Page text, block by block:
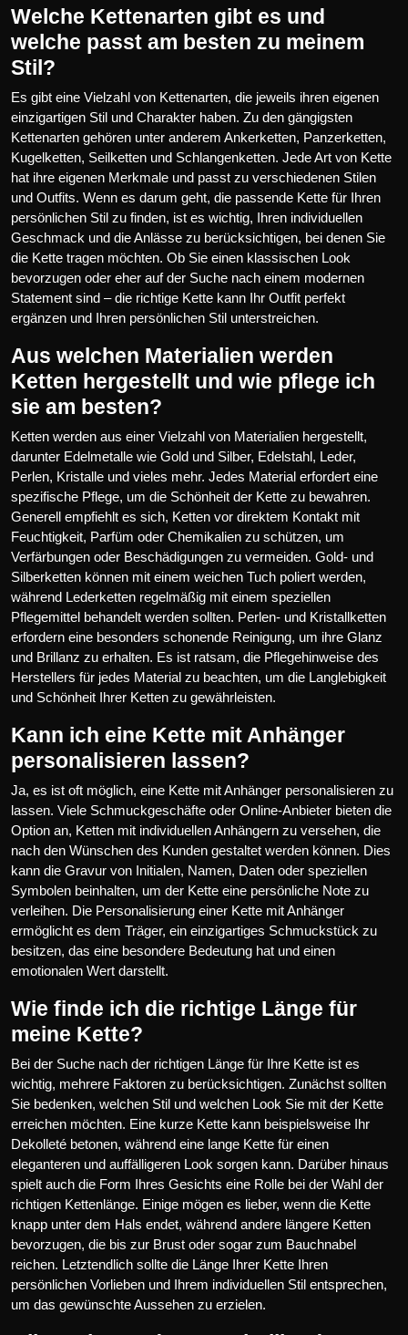
Welche Kettenarten gibt es und
welche passt am besten zu meinem
Stil?
Es gibt eine Vielzahl von Kettenarten, die jeweils ihren eigenen
einzigartigen Stil und Charakter haben. Zu den gängigsten
Kettenarten gehören unter anderem Ankerketten, Panzerketten,
Kugelketten, Seilketten und Schlangenketten. Jede Art von Kette
hat ihre eigenen Merkmale und passt zu verschiedenen Stilen
und Outfits. Wenn es darum geht, die passende Kette für Ihren
persönlichen Stil zu finden, ist es wichtig, Ihren individuellen
Geschmack und die Anlässe zu berücksichtigen, bei denen Sie
die Kette tragen möchten. Ob Sie einen klassischen Look
bevorzugen oder eher auf der Suche nach einem modernen
Statement sind – die richtige Kette kann Ihr Outfit perfekt
ergänzen und Ihren persönlichen Stil unterstreichen.
Aus welchen Materialien werden
Ketten hergestellt und wie pflege ich
sie am besten?
Ketten werden aus einer Vielzahl von Materialien hergestellt,
darunter Edelmetalle wie Gold und Silber, Edelstahl, Leder,
Perlen, Kristalle und vieles mehr. Jedes Material erfordert eine
spezifische Pflege, um die Schönheit der Kette zu bewahren.
Generell empfiehlt es sich, Ketten vor direktem Kontakt mit
Feuchtigkeit, Parfüm oder Chemikalien zu schützen, um
Verfärbungen oder Beschädigungen zu vermeiden. Gold- und
Silberketten können mit einem weichen Tuch poliert werden,
während Lederketten regelmäßig mit einem speziellen
Pflegemittel behandelt werden sollten. Perlen- und Kristallketten
erfordern eine besonders schonende Reinigung, um ihre Glanz
und Brillanz zu erhalten. Es ist ratsam, die Pflegehinweise des
Herstellers für jedes Material zu beachten, um die Langlebigkeit
und Schönheit Ihrer Ketten zu gewährleisten.
Kann ich eine Kette mit Anhänger
personalisieren lassen?
Ja, es ist oft möglich, eine Kette mit Anhänger personalisieren zu
lassen. Viele Schmuckgeschäfte oder Online-Anbieter bieten die
Option an, Ketten mit individuellen Anhängern zu versehen, die
nach den Wünschen des Kunden gestaltet werden können. Dies
kann die Gravur von Initialen, Namen, Daten oder speziellen
Symbolen beinhalten, um der Kette eine persönliche Note zu
verleihen. Die Personalisierung einer Kette mit Anhänger
ermöglicht es dem Träger, ein einzigartiges Schmuckstück zu
besitzen, das eine besondere Bedeutung hat und einen
emotionalen Wert darstellt.
Wie finde ich die richtige Länge für
meine Kette?
Bei der Suche nach der richtigen Länge für Ihre Kette ist es
wichtig, mehrere Faktoren zu berücksichtigen. Zunächst sollten
Sie bedenken, welchen Stil und welchen Look Sie mit der Kette
erreichen möchten. Eine kurze Kette kann beispielsweise Ihr
Dekolleté betonen, während eine lange Kette für einen
eleganteren und auffälligeren Look sorgen kann. Darüber hinaus
spielt auch die Form Ihres Gesichts eine Rolle bei der Wahl der
richtigen Kettenlänge. Einige mögen es lieber, wenn die Kette
knapp unter dem Hals endet, während andere längere Ketten
bevorzugen, die bis zur Brust oder sogar zum Bauchnabel
reichen. Letztendlich sollte die Länge Ihrer Kette Ihren
persönlichen Vorlieben und Ihrem individuellen Stil entsprechen,
um das gewünschte Aussehen zu erzielen.